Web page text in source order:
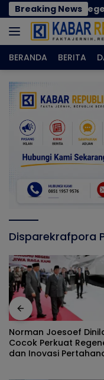
Langsung
ke
konten
Breaking News
Perkuat
BERANDA BERITA
Disparekrafpora
Norman Joesoef
Cocok Perkuat
dan Inovasi